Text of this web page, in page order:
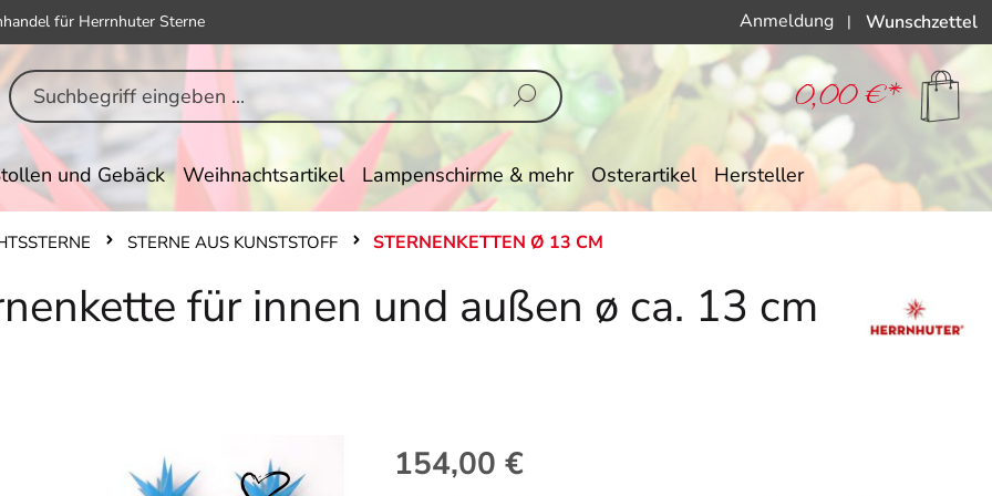
für Herrnhuter Sterne Anmeldung | Wunschzettel
0,00 €*
und Gebäck Weihnachtsartikel Lampenschirme & mehr Osterartikel Hersteller
STERNE AUS KUNSTSTOFF STERNENKETTEN Ø 13 CM
für innen und außen ø ca. 13 cm
Regulärer Preis:
154,00 €